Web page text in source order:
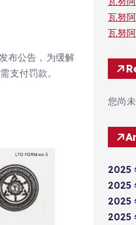
布公告，为缓解
支付罚款。
瓦努
瓦努
您尚
2025
2025
2025
2025